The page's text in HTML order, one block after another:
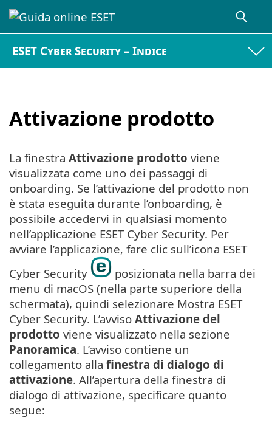
ESET Cyber Security – Indice
Attivazione prodotto
La finestra Attivazione prodotto viene
visualizzata come uno dei passaggi di
onboarding. Se l’attivazione del prodotto non
è stata eseguita durante l’onboarding, è
possibile accedervi in qualsiasi momento
nell’applicazione ESET Cyber Security. Per
avviare l’applicazione, fare clic sull’icona ESET
Cyber Security
posizionata nella barra dei
menu di macOS (nella parte superiore della
schermata), quindi selezionare Mostra ESET
Cyber Security. L’avviso Attivazione del
prodotto viene visualizzato nella sezione
Panoramica. L’avviso contiene un
collegamento alla finestra di dialogo di
attivazione. All’apertura della finestra di
dialogo di attivazione, specificare quanto
segue: